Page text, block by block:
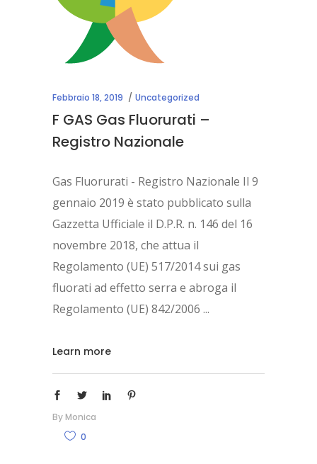
Febbraio 18, 2019 Uncategorized
F GAS Gas Fluorurati –
Registro Nazionale
Gas Fluorurati - Registro Nazionale Il 9
gennaio 2019 è stato pubblicato sulla
Gazzetta Ufficiale il D.P.R. n. 146 del 16
novembre 2018, che attua il
Regolamento (UE) 517/2014 sui gas
fluorati ad effetto serra e abroga il
Regolamento (UE) 842/2006
Learn more
By Monica
0